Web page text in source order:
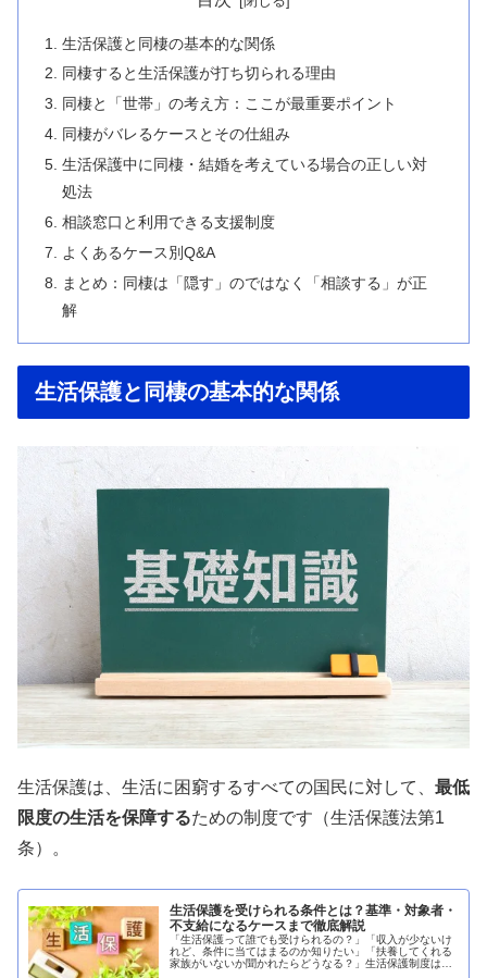
生活保護と同棲の基本的な関係
同棲すると生活保護が打ち切られる理由
同棲と「世帯」の考え方：ここが最重要ポイント
同棲がバレるケースとその仕組み
生活保護中に同棲・結婚を考えている場合の正しい対
処法
相談窓口と利用できる支援制度
よくあるケース別Q&A
まとめ：同棲は「隠す」のではなく「相談する」が正
解
生活保護と同棲の基本的な関係
生活保護は、生活に困窮するすべての国民に対して、 最低
限度の生活を保障するための制度です（生活保護法第1
条）。
生活保護を受けられる条件とは？基準・対象者・
不支給になるケースまで徹底解説
「生活保護って誰でも受けられるの？」「収入が少ないけ
れど、条件に当てはまるのか知りたい」「扶養してくれる
家族がいないか聞かれたらどうなる？」生活保護制度は